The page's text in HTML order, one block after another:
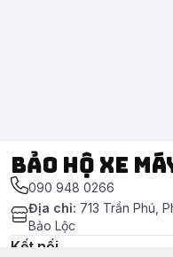
Bảo Hộ Xe
090 948 0266
Địa chỉ: 713 Trần Phú,
Bảo Lộc
Kết nối